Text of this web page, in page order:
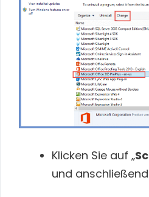
Klicken Sie auf „
und